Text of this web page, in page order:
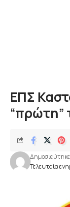
ΕΠΣ
“πρώτη”
Τελευταία